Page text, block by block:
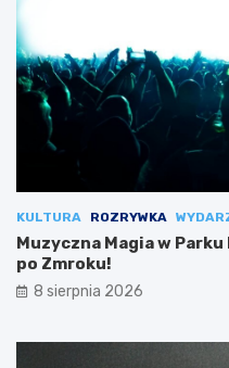
KULTURA ROZRYWKA
Muzyczna Magia w
po Zmroku!
8 sierpnia 2026